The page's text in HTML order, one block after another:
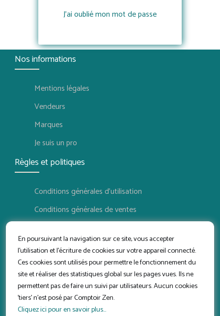
En poursuivant la navigation sur ce site, vous accepter
l'utilisation et l'écriture de cookies sur votre appareil connecté.
Ces cookies sont utilisés pour permettre le fonctionnement du
site et réaliser des statistiques global sur les pages vues. Ils ne
permettent pas de faire un suivi par utilisateurs. Aucun cookies
'tiers' n'est posé par Comptoir Zen.
Cliquez ici pour en savoir plus...
J'ai oublié mon mot de passe
Nos informations
Mentions légales
Vendeurs
Marques
Je suis un pro
Règles et politiques
Conditions générales d'utilisation
Conditions générales de ventes
Politique de retour
Conditions d'utilisation vendeur
Suivez-nous